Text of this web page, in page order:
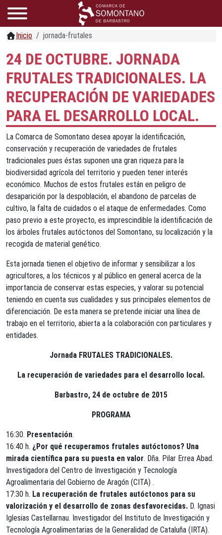
Inicio jornada-frutales
24 DE OCTUBRE. JORNADA
FRUTALES TRADICIONALES. LA
RECUPERACIÓN DE VARIEDADES
PARA EL DESARROLLO LOCAL.
La Comarca de Somontano desea apoyar la identificación,
conservación y recuperación de variedades de frutales
tradicionales pues éstas suponen una gran riqueza para la
biodiversidad agrícola del territorio y pueden tener interés
económico. Muchos de estos frutales están en peligro de
desaparición por la despoblación, el abandono de parcelas de
cultivo, la falta de cuidados o el ataque de enfermedades. Como
paso previo a este proyecto, es imprescindible la identificación de
los árboles frutales autóctonos del Somontano, su localización y la
recogida de material genético.
Esta jornada tienen el objetivo de informar y sensibilizar a los
agricultores, a los técnicos y al público en general acerca de la
importancia de conservar estas especies, y valorar su potencial
teniendo en cuenta sus cualidades y sus principales elementos de
diferenciación. De esta manera se pretende iniciar una línea de
trabajo en el territorio, abierta a la colaboración con particulares y
entidades.
Jornada FRUTALES TRADICIONALES.
La recuperación de variedades para el desarrollo local.
Barbastro, 24 de octubre de 2015
PROGRAMA
16:30. Presentación.
16:40 h. ¿Por qué recuperamos frutales autóctonos? Una
mirada científica para su puesta en valor. Dña. Pilar Errea Abad.
Investigadora del Centro de Investigación y Tecnología
Agroalimentaria del Gobierno de Aragón (CITA) .
17:30 h. La recuperación de frutales autóctonos para su
valorización y el desarrollo de zonas desfavorecidas. D. Ignasi
Iglesias Castellarnau. Investigador del Instituto de Investigación y
Tecnología Agroalimentarias de la Generalidad de Cataluña (IRTA).